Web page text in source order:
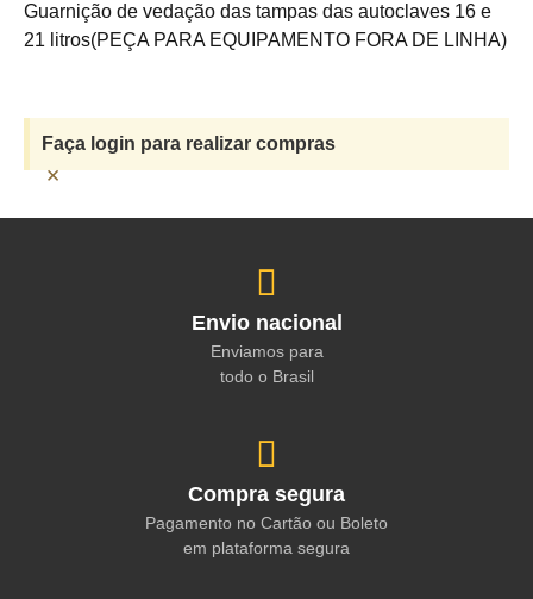
Guarnição de vedação das tampas das autoclaves 16 e
21 litros(PEÇA PARA EQUIPAMENTO FORA DE LINHA)
Faça login para realizar compras
×
Envio nacional
Enviamos para
todo o Brasil
Compra segura
Pagamento no Cartão ou Boleto
em plataforma segura